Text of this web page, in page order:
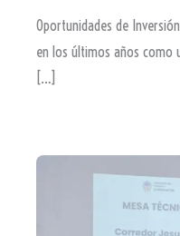
Oportunidades de
en los últimos años como
[…]